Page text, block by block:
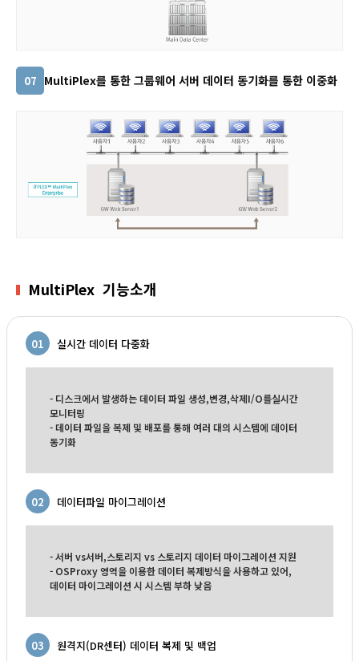
07 MultiPlex를 통한 그룹웨어 서버 데이터 동기화를 통한 이중화
MultiPlex 기능소개
01 실시간 데이터 다중화
- 디스크에서 발생하는 데이터 파일 생성,변경,삭제I/O를실시간
모니터링
- 데이터 파일을 복제 및 배포를 통해 여러 대의 시스템에 데이터
동기화
02 데이터파일 마이그레이션
- 서버 vs서버,스토리지 vs 스토리지 데이터 마이그레이션 지원
- OSProxy 영역을 이용한 데이터 복제방식을 사용하고 있어,
데이터 마이그레이션 시 시스템 부하 낮음
03 원격지(DR센터) 데이터 복제 및 백업